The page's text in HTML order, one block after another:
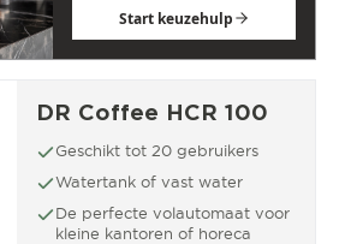
Start keuzehulp
DR Coffee HCR 100
Geschikt tot 20 gebruikers
Watertank of vast water
De perfecte volautomaat voor
kleine kantoren of horeca